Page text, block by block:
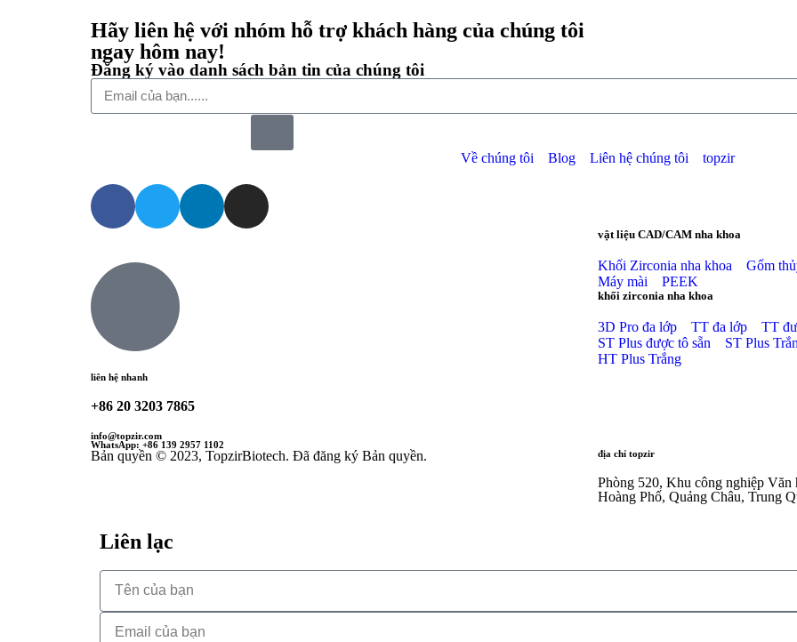
Hãy liên hệ với nhóm hỗ trợ khách hàng của chúng tôi
ngay hôm nay!
Đăng ký vào danh sách bản tin của chúng tôi
Về chúng tôi Blog Liên hệ chúng tôi topzir
liên hệ nhanh
+86 20 3203 7865
info@topzir.com
WhatsApp: +86 139 2957 1102
vật liệu CAD/CAM nha khoa
Khối Zirconia nha khoa Gốm
Máy mài
PEEK
khối zirconia nha khoa
3D Pro đa lớp TT đa lớp TT
ST Plus được tô sẵn
ST Plus
HT Plus Trắng
Bản quyền © 2023, TopzirBiotech. Đã đăng ký Bản quyền. địa chỉ topzir
Phòng 520, Khu công nghiệp
Hoàng Phố, Quảng Châu, Trung
Liên lạc